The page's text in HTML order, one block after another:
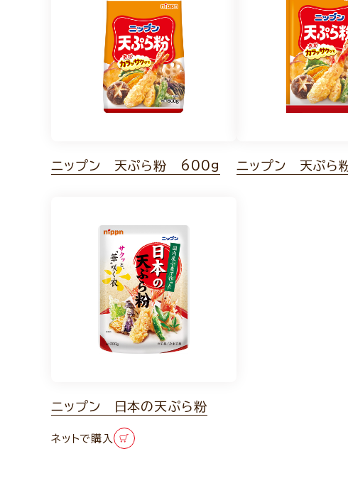
ニップン 天ぷら粉 600g ニップン 天ぷ
ニップン 日本の天ぷら粉
ネットで購入